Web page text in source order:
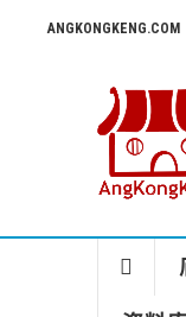
ANGKONGKENG.COM